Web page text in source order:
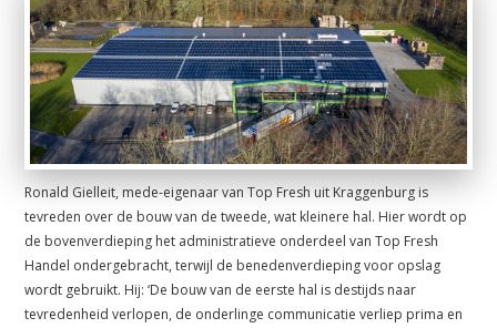
Ronald Gielleit, mede-eigenaar van Top Fresh uit Kraggenburg is
tevreden over de bouw van de tweede, wat kleinere hal. Hier wordt op
de bovenverdieping het administratieve onderdeel van Top Fresh
Handel ondergebracht, terwijl de benedenverdieping voor opslag
wordt gebruikt. Hij: ‘De bouw van de eerste hal is destijds naar
tevredenheid verlopen, de onderlinge communicatie verliep prima en